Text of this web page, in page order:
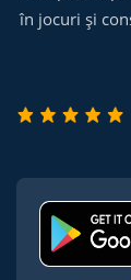
în jocuri și